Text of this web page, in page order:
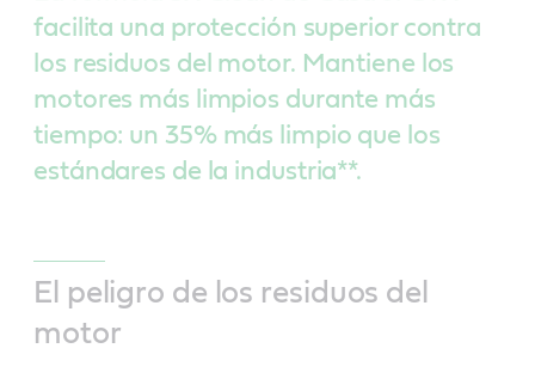
facilita una protección superior contra
los residuos del motor. Mantiene los
motores más limpios durante más
tiempo: un 35% más limpio que los
estándares de la industria**.
El peligro de los residuos del
motor